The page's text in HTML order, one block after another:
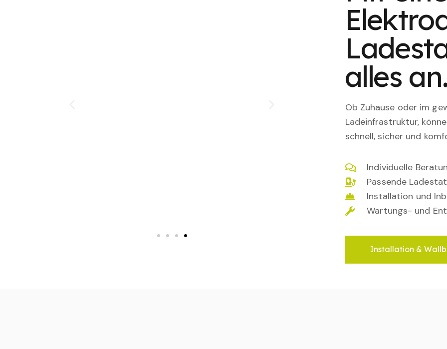
alles
Ob Zuhause oder im
Ladeinfrastruktur,
schnell, sicher und
Individuelle
Passende
Installation und
Wartungs- und
Installation &